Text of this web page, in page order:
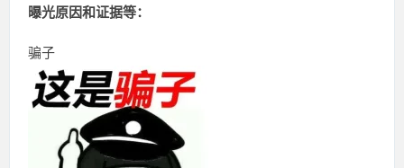
曝光原因和证据等：
骗子